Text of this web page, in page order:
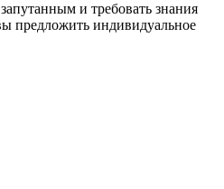
и требовать знания
предложить индивидуальное